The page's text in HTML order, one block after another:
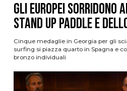
Gli Europei sorridono
stand up paddle e
Cinque medaglie in Georgia per gli
surfing si piazza quarto in Spagna e
bronzo individuali